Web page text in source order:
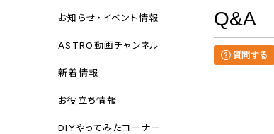
お知らせ・イベント情報
ASTRO動画チャンネル
新着情報
お役立ち情報
DIYやってみたコーナー
Q&A
質問する